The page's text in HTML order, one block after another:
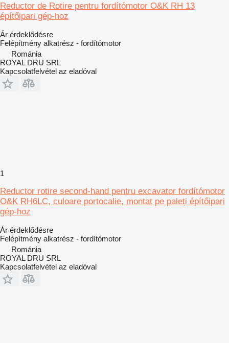
Reductor de Rotire pentru fordítómotor O&K RH 13
építőipari gép-hoz
Ár érdeklődésre
Felépítmény alkatrész - fordítómotor
Románia
ROYAL DRU SRL
Kapcsolatfelvétel az eladóval
1
Reductor rotire second-hand pentru excavator fordítómotor
O&K RH6LC, culoare portocalie, montat pe paleți építőipari
gép-hoz
Ár érdeklődésre
Felépítmény alkatrész - fordítómotor
Románia
ROYAL DRU SRL
Kapcsolatfelvétel az eladóval